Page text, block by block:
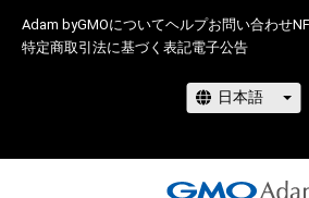
Adam byGMOについてヘルプお問い合わせ
特定商取引法に基づく表記電子公告